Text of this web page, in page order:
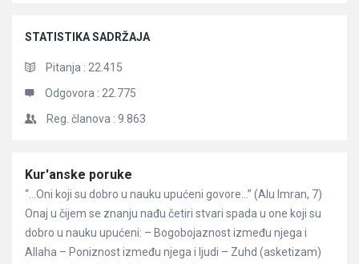
STATISTIKA SADRŽAJA
Pitanja : 22.415
Odgovora : 22.775
Reg. članova : 9.863
Članci
Kur'anske poruke
“…Oni koji su dobro u nauku upućeni govore…” (Alu Imran, 7)
Onaj u čijem se znanju nađu četiri stvari spada u one koji su
dobro u nauku upućeni: – Bogobojaznost između njega i
Allaha – Poniznost između njega i ljudi – Zuhd (asketizam)